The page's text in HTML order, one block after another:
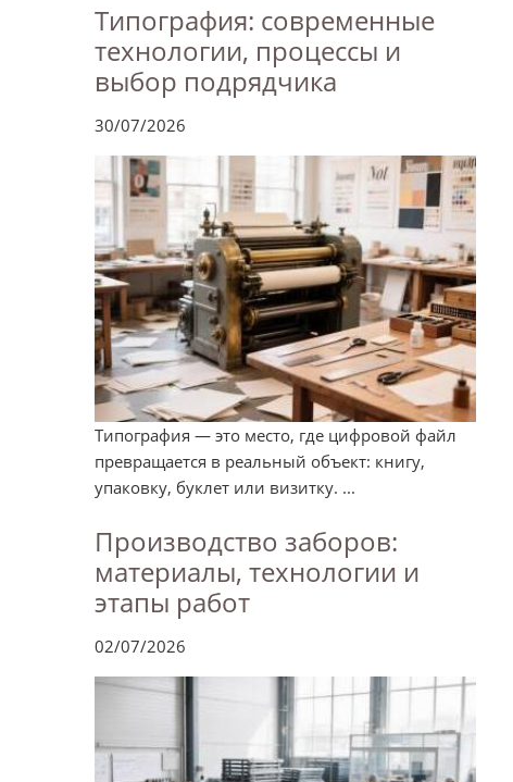
Типография: современные
технологии, процессы и
выбор подрядчика
30/07/2026
Типография — это место, где цифровой файл
превращается в реальный объект: книгу,
упаковку, буклет или визитку. ...
Производство заборов:
материалы, технологии и
этапы работ
02/07/2026